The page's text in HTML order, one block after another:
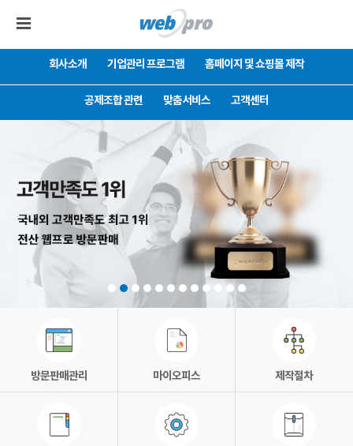
회사소개 기업관리 프로그램 홈페이지 및 쇼핑몰 제작
공제조합 관련 맞춤서비스 고객센터
방문판매관리 마이오피스 제작절차